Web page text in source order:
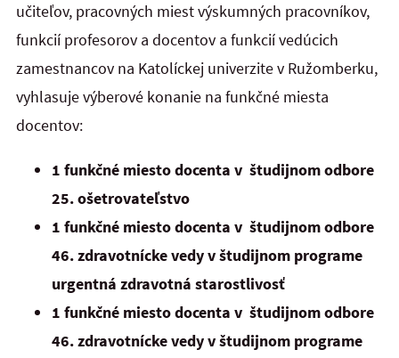
učiteľov, pracovných miest výskumných pracovníkov,
funkcií profesorov a docentov a funkcií vedúcich
zamestnancov na Katolíckej univerzite v Ružomberku,
vyhlasuje výberové konanie na funkčné miesta
docentov:
1 funkčné miesto docenta v študijnom odbore
25. ošetrovateľstvo
1 funkčné miesto docenta v študijnom odbore
46. zdravotnícke vedy v študijnom programe
urgentná zdravotná starostlivosť
1 funkčné miesto docenta v študijnom odbore
46. zdravotnícke vedy v študijnom programe